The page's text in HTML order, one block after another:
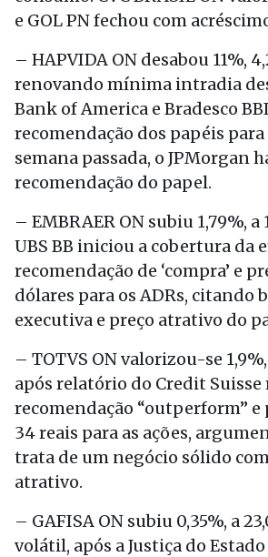
e GOL PN fechou com
– HAPVIDA ON desabou 11%,
renovando mínima intradia
Bank of America e Bradesco
recomendação dos papéis para
semana passada, o JPMorgan
recomendação do papel.
– EMBRAER ON subiu 1,79%, a
UBS BB iniciou a cobertura da
recomendação de ‘compra’ e
dólares para os ADRs, citando
executiva e preço atrativo do
– TOTVS ON valorizou-se 1,9%,
após relatório do Credit
recomendação “outperform” e
34 reais para as ações,
trata de um negócio sólido
atrativo.
– GAFISA ON subiu 0,35%, a
volátil, após a Justiça do Estado